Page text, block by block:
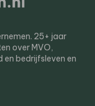
25+ jaar
over MVO,
bedrijfsleven en